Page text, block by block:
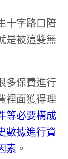
十字路口陪
是被這雙無
多保費進行
裡面獲得理
等必要構成
數據進行資
素 。